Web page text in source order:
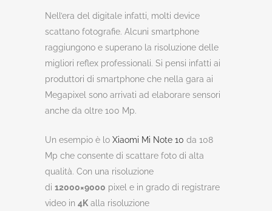
Nell’era del digitale infatti, molti device
scattano fotografie. Alcuni smartphone
raggiungono e superano la risoluzione delle
migliori reflex professionali. Si pensi infatti ai
produttori di smartphone che nella gara ai
Megapixel sono arrivati ad elaborare sensori
anche da oltre 100 Mp.
Un esempio è lo Xiaomi Mi Note 10 da 108
Mp che consente di scattare foto di alta
qualità. Con una risoluzione
di 12000×9000 pixel e in grado di registrare
video in 4K alla risoluzione